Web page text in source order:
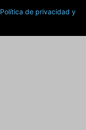
Política de privacidad y